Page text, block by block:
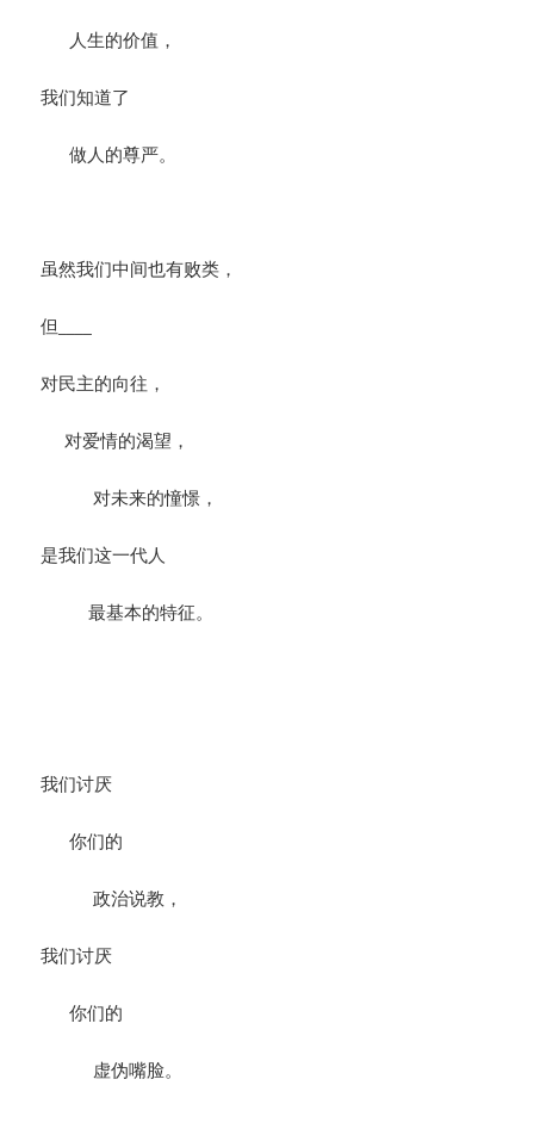
人生的价值，
我们知道了
做人的尊严。
虽然我们中间也有败类，
但____
对民主的向往，
对爱情的渴望，
对未来的憧憬，
是我们这一代人
最基本的特征。
我们讨厌
你们的
政治说教，
我们讨厌
你们的
虚伪嘴脸。